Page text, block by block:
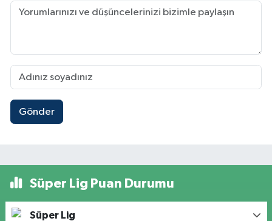
Gönder
Süper Lig Puan Durumu
Süper Lig